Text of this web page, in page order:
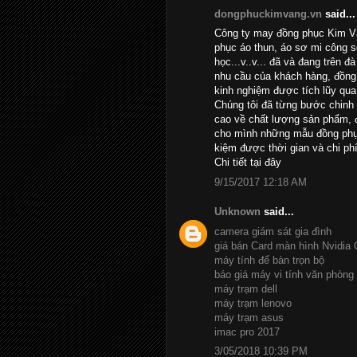
dongphuckimvang.vn said...
Công ty may đồng phục Kim
phục áo thun, áo sơ mi công
học...v..v... đã và đang trên
nhu cầu của khách hàng,
kinh nghiệm được tích lũy
Chúng tôi đã từng bước
cao về chất lượng sản phẩm,
cho mình những mẫu đồng
kiệm được thời gian và chi
Chi tiết tại đây
9/15/2017 12:18 AM
Unknown said...
camera giám sát gia đình
giá bán Card màn hình Nvidia
máy tính để bàn trọn bộ
báo giá máy vi tính văn phòng
máy trạm dell
máy trạm lenovo
máy trạm asus
imac pro 2017
3/05/2018 10:39 PM